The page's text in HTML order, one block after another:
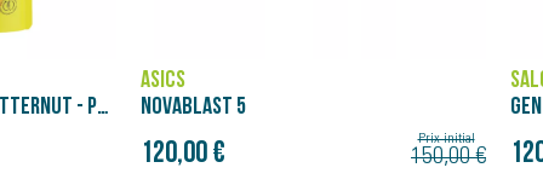
PATATES DOUCES COURGE BUTTERNUT - PURÉE NÄAK ULTRA ENERGY™ (90G)
ASICS
NOVABLAST 5
120,00 € Prix initial
150,00 €